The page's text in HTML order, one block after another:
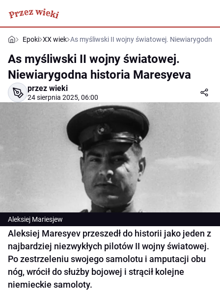
Epoki XX wiek As myśliwski II wojny światowej. Niewiarygodna
As myśliwski II wojny światowej.
Niewiarygodna historia Maresyeva
przez wieki
24 sierpnia 2025, 06:00
Aleksiej Mariesjew
Aleksiej Maresyev przeszedł do historii jako jeden z
najbardziej niezwykłych pilotów II wojny światowej.
Po zestrzeleniu swojego samolotu i amputacji obu
nóg, wrócił do służby bojowej i strącił kolejne
niemieckie samoloty.